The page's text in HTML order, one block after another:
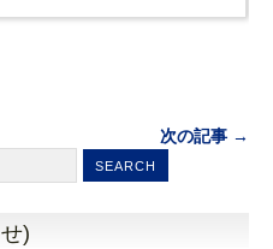
次の記事 →
)